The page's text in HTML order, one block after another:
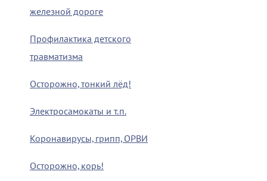
железной дороге
Профилактика детского
травматизма
Осторожно, тонкий лёд!
Электросамокаты и т.п.
Коронавирусы, грипп, ОРВИ
Осторожно, корь!